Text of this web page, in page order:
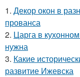
1. Декор окон в
прованса
2. Царга в
нужна
3. Какие
развитие Ижевска